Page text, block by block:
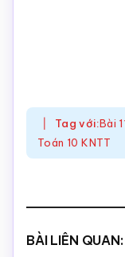
Tag với:Bài
Toán 10 KNTT
BÀI LIÊN QUAN: